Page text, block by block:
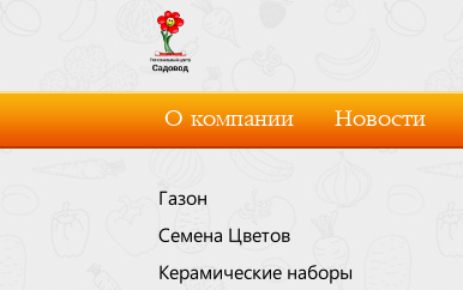
О компании Новости
Газон
Семена Цветов
Керамические наборы